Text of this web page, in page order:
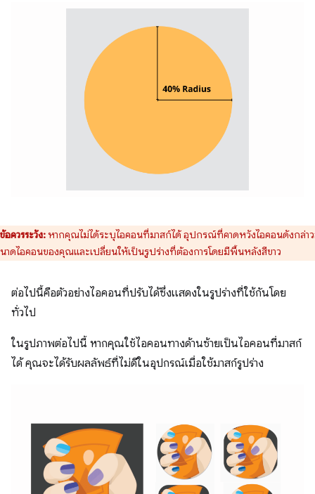
ข้อควรระวัง:หากคุณไม่ได้ระบุไอคอนที่มาสก์ได้ อุปกรณ์ที่คาดหวังไอคอนดังกล่าว
าดไอคอนของคุณและเปลี่ยนให้เป็นรูปร่างที่ต้องการโดยมีพื้นหลังสีขาว
ต่อไปนี้คือตัวอย่างไอคอนที่ปรับได้ซึ่งแสดงในรูปร่างที่ใช้กันโดย
ทั่วไป
ในรูปภาพต่อไปนี้ หากคุณใช้ไอคอนทางด้านซ้ายเป็นไอคอนที่มาสก์
ได้ คุณจะได้รับผลลัพธ์ที่ไม่ดีในอุปกรณ์เมื่อใช้มาสก์รูปร่าง